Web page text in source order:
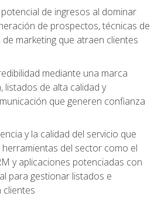
de ingresos al dominar
de prospectos, técnicas de
marketing que atraen clientes
mediante una marca
listados de alta calidad y
que generen confianza
y la calidad del servicio que
del sector como el
y aplicaciones potenciadas con
para gestionar listados e
clientes